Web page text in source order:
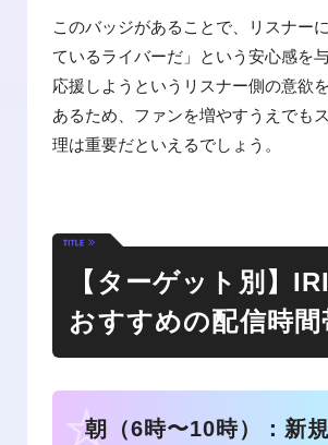
このバッジがあることで、リスナー
ているライバーだ」という安心感を
応援しようというリスナー側の意欲
あるため、ファンを増やすうえでも
理は重要だといえるでしょう。
【ターゲット別】
おすすめの配信時間
朝（6時〜10時）：新